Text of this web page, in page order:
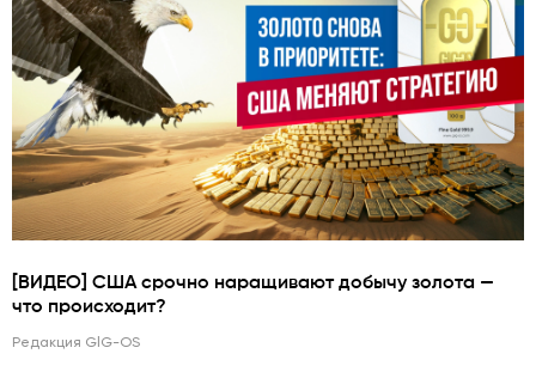
[ВИДЕО] США срочно наращивают добычу золота —
что происходит?
Редакция GlG-OS